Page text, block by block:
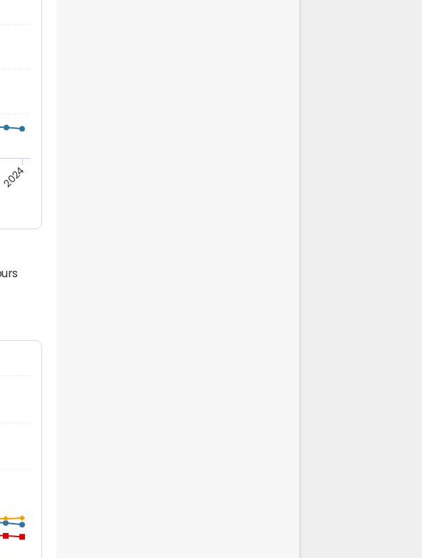
2024